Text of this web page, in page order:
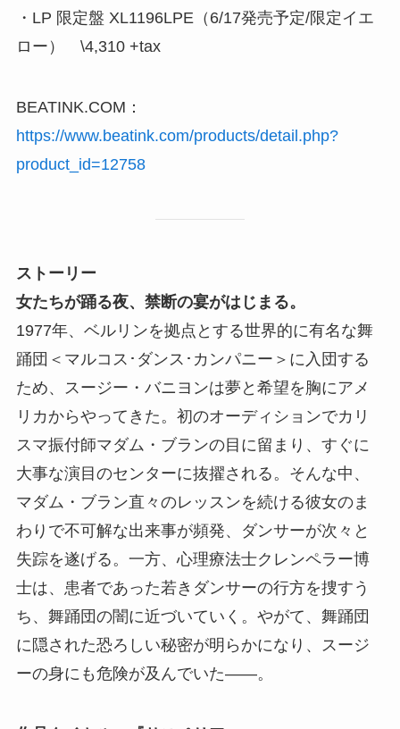
・LP 限定盤 XL1196LPE（6/17発売予定/限定イエ
ロー） \4,310 +tax
BEATINK.COM：
https://www.beatink.com/products/detail.php?
product_id=12758
ストーリー
女たちが踊る夜、禁断の宴がはじまる。
1977年、ベルリンを拠点とする世界的に有名な舞
踊団＜マルコス･ダンス･カンパニー＞に入団する
ため、スージー・バニヨンは夢と希望を胸にアメ
リカからやってきた。初のオーディションでカリ
スマ振付師マダム・ブランの目に留まり、すぐに
大事な演目のセンターに抜擢される。そんな中、
マダム・ブラン直々のレッスンを続ける彼女のま
わりで不可解な出来事が頻発、ダンサーが次々と
失踪を遂げる。一方、心理療法士クレンペラー博
士は、患者であった若きダンサーの行方を捜すう
ち、舞踊団の闇に近づいていく。やがて、舞踊団
に隠された恐ろしい秘密が明らかになり、スージ
ーの身にも危険が及んでいた――。